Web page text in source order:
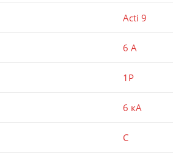
Acti 9
6 А
1P
6 кА
C